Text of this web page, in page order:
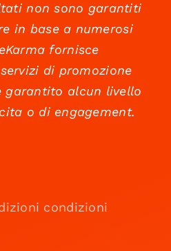
non sono garantiti
in base a numerosi
fornisce
di promozione
garantito alcun livello
o di engagement.
condizioni